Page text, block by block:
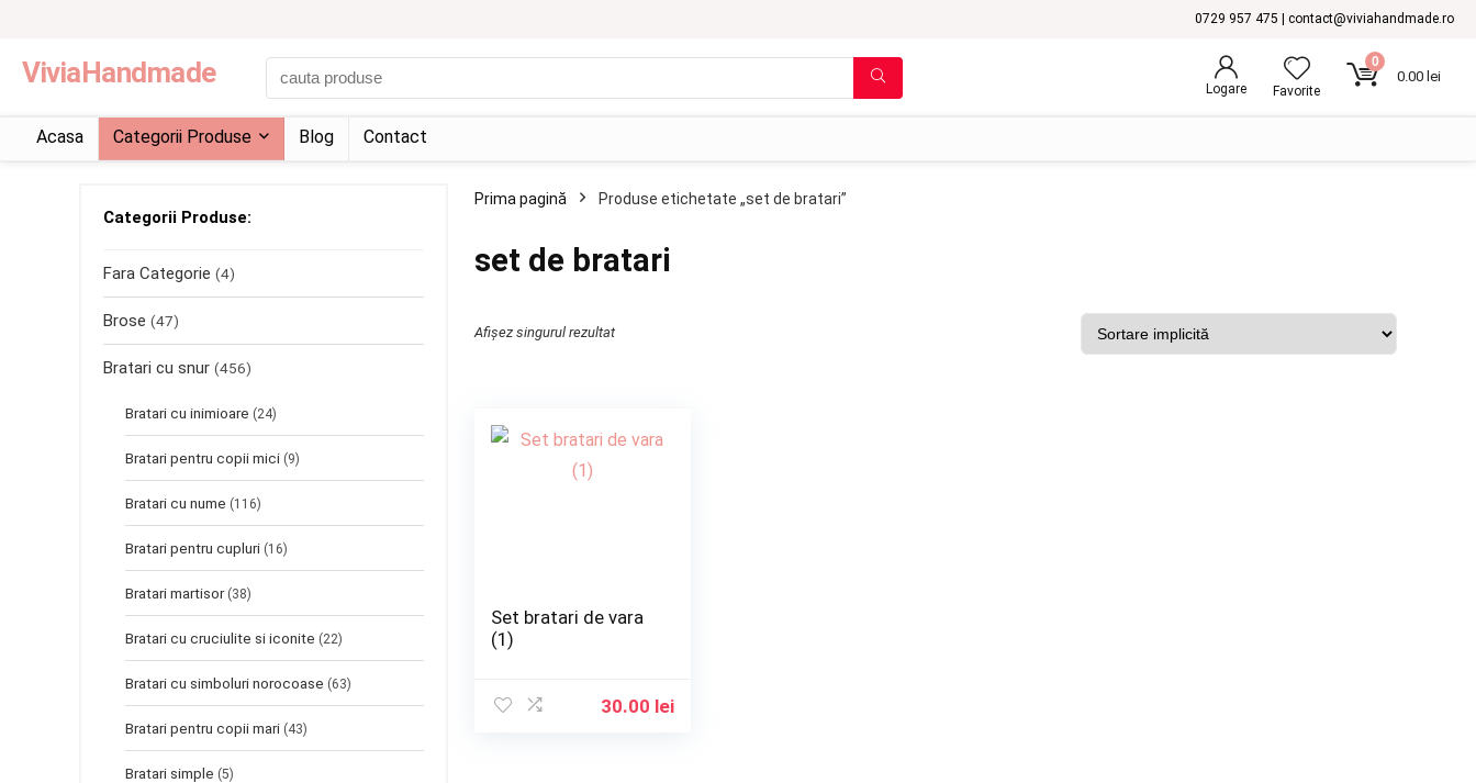
0729 957 475 | contact@viviahandmade.ro
ViviaHandmade
Logare Favorite
0
0.00 lei
Acasa Categorii Produse Blog Contact
Categorii Produse:
Fara Categorie (4)
Brose (47)
Bratari cu snur (456)
Bratari cu inimioare (24)
Bratari pentru copii mici (9)
Bratari cu nume (116)
Bratari pentru cupluri (16)
Bratari martisor (38)
Bratari cu cruciulite si iconite (22)
Bratari cu simboluri norocoase (63)
Bratari pentru copii mari (43)
Bratari simple (5)
Prima pagină Produse etichetate „set de bratari”
set de bratari
Afișez singurul rezultat
Set bratari de vara
(1)
30.00 lei